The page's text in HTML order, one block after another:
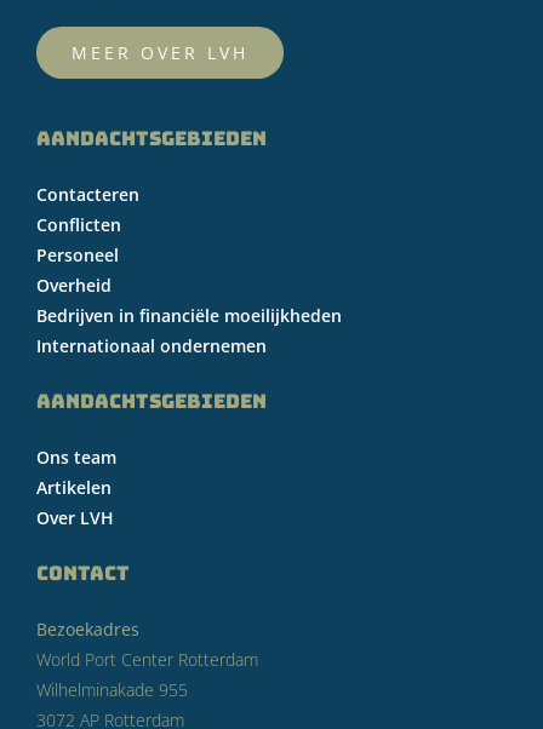
MEER OVER LVH
AANDACHTSGEBIEDEN
Contacteren
Conflicten
Personeel
Overheid
Bedrijven in financiële moeilijkheden
Internationaal ondernemen
AANDACHTSGEBIEDEN
Ons team
Artikelen
Over LVH
CONTACT
Bezoekadres
World Port Center Rotterdam
Wilhelminakade 955
3072 AP Rotterdam